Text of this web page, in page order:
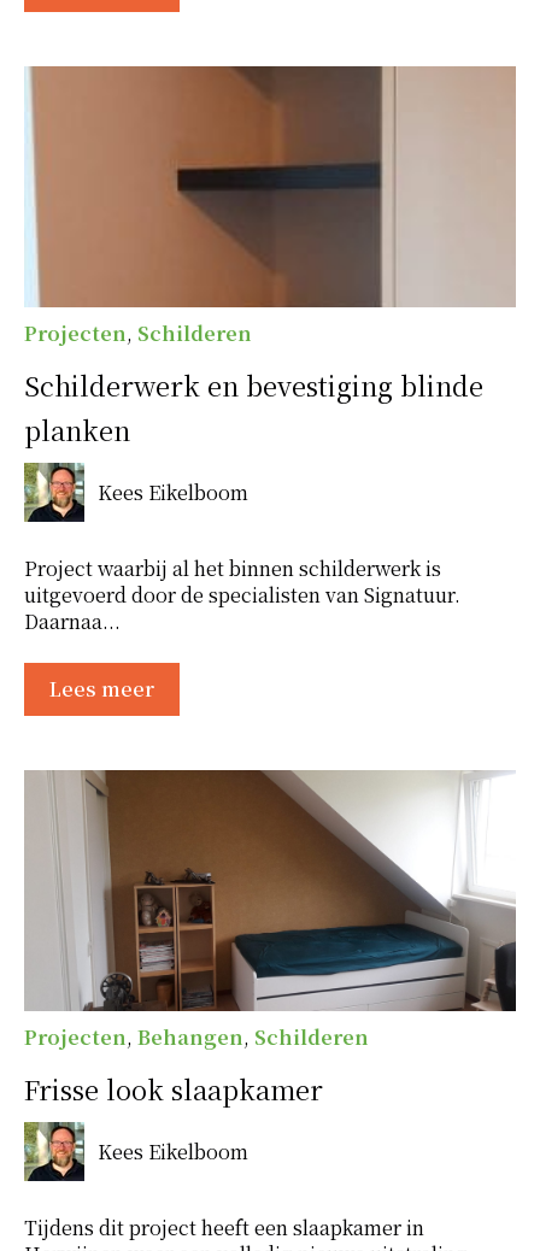
Projecten, Schilderen
Schilderwerk en bevestiging blinde
planken
Kees Eikelboom
Project waarbij al het binnen schilderwerk is
uitgevoerd door de specialisten van Signatuur.
Daarnaa...
Lees meer
Projecten, Behangen, Schilderen
Frisse look slaapkamer
Kees Eikelboom
Tijdens dit project heeft een slaapkamer in